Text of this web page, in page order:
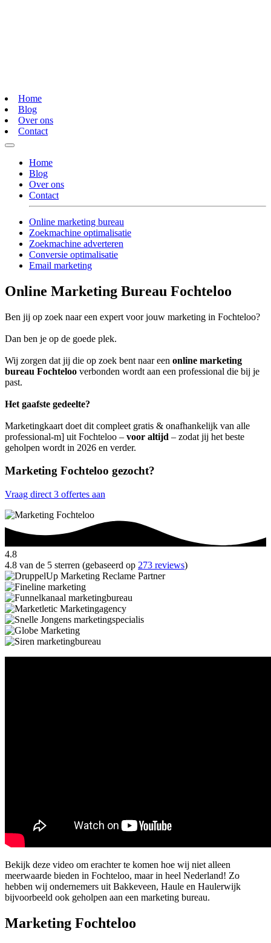
Home
Blog
Over ons
Contact
Home
Blog
Over ons
Contact
Online marketing bureau
Zoekmachine optimalisatie
Zoekmachine adverteren
Conversie optimalisatie
Email marketing
Online Marketing Bureau Fochteloo
Ben jij op zoek naar een expert voor jouw marketing in Fochteloo?
Dan ben je op de goede plek.
Wij zorgen dat jij die op zoek bent naar een online marketing
bureau Fochteloo verbonden wordt aan een professional die bij je
past.
Het gaafste gedeelte?
Marketingkaart doet dit compleet gratis & onafhankelijk van alle
professional-m] uit Fochteloo – voor altijd – zodat jij het beste
geholpen wordt in 2026 en verder.
Marketing Fochteloo gezocht?
Vraag direct 3 offertes aan
4.8
4.8 van de 5 sterren (gebaseerd op 273 reviews)
Bekijk deze video om erachter te komen hoe wij niet alleen
meerwaarde bieden in Fochteloo, maar in heel Nederland! Zo
hebben wij ondernemers uit Bakkeveen, Haule en Haulerwijk
bijvoorbeeld ook geholpen aan een marketing bureau.
Marketing Fochteloo